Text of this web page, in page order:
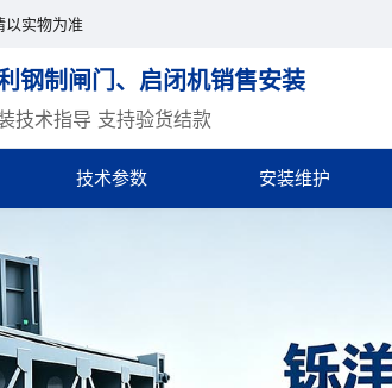
以实物为准
钢制闸门、启闭机销售安装
技术指导 支持验货结款
技术参数 安装维护